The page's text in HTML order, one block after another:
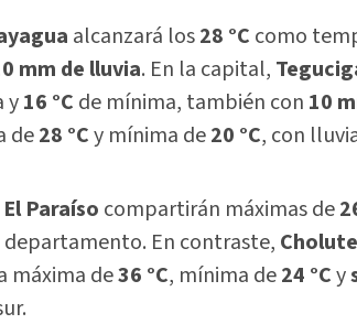
alcanzará los28 °C como
mm de lluvia. En la capital,
y16 °C de mínima, también con 10
de28 °Cy mínima de20 °C, con
El Paraíso compartirán máximas de
departamento. En contraste,
máxima de36 °C, mínima de24 °Cy